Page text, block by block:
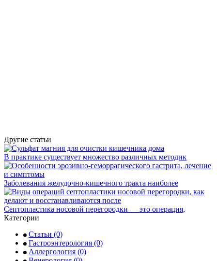
Другие статьи
В практике существует множество различных методик
Заболевания желудочно-кишечного тракта наиболее
Септопластика носовой перегородки — это операция,
Категории
Статьи (0)
Гастроэнтерология (0)
Аллергология (0)